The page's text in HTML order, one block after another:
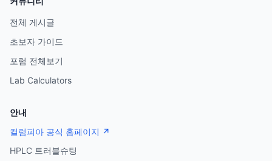
전체 게시글
초보자 가이드
포럼 전체보기
Lab Calculators
안내
컬럼피아 공식 홈페이지 ↗
HPLC 트러블슈팅